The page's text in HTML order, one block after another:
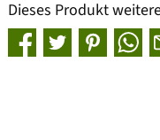
Dieses Produkt